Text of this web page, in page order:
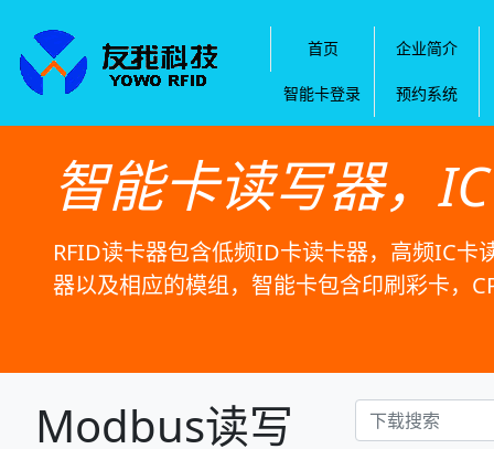
首页 企业简介
智能卡登录 预约系统
智能卡读写器，
RFID读卡器包含低频ID卡读卡器，高频IC卡
器以及相应的模组，智能卡包含印刷彩卡，
Modbus读写